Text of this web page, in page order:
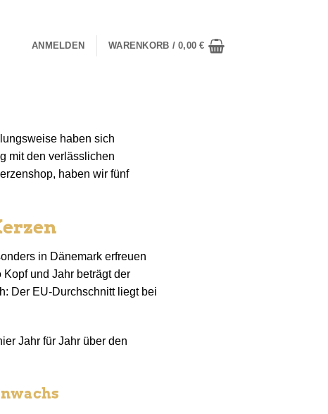
ANMELDEN WARENKORB /0,00€
haben sich
mit den verlässlichen
haben wir fünf
in Dänemark erfreuen
und Jahr beträgt der
Der EU-Durchschnitt liegt bei
Jahr für Jahr über den